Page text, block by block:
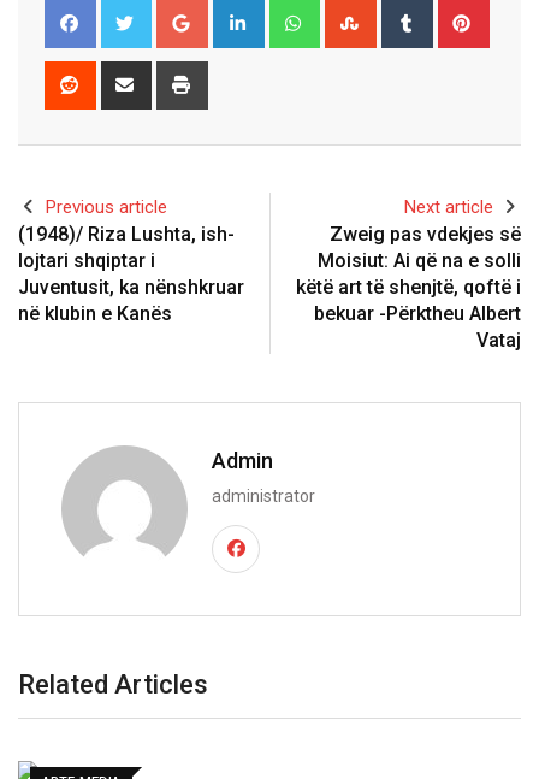
Google+ LinkedIn WhatsappStumbleUpon
Tumblr
Reddit
Share
Previous article
(1948)/ Riza Lushta, ish-
lojtari shqiptar i
Juventusit, ka nënshkruar
në klubin e Kanës
Next article
Zweig pas vdekjes së
Moisiut: Ai që na e solli
këtë art të shenjtë, qoftë i
bekuar -Përktheu Albert
Vataj
Admin
administrator
Related Articles